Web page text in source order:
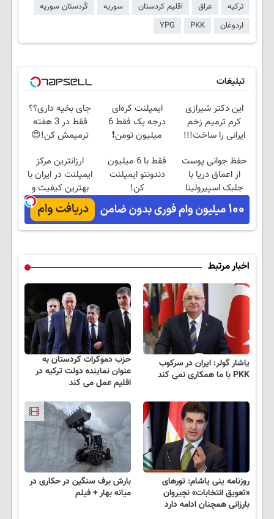
ترکیه عراق اقلیم کردستان سوریه
کُردستان سوریه
اردوغان
PKK
YPG
تبلیغات
این دکتر شیرازی
کرم ترمیم زخم
ایرانی را ساخت!!!
ایمپلنت کره‌ای
درجه یک فقط 6
میلیون تومن❗
جای بخیه داری؟؟
فقط در 3 هفته
ترمیمش کن!😍
حفظ جوانی پوست
از اعماق دریا با
جلبک اسپیرولینا
فقط با 6 میلیون
دندونتو ایمپلنت
کن!
ارزانترین مرکز
ایمپلنت در ایران با
بهترین کیفیت و
قیمت
اخبار مرتبط
یاشار گولر: ایران در سرکوب
PKK با ما همکاری نمی کند
حزب دموکرات کردستان به
عنوان نماینده دولت ترکیه در
اقلیم عمل می کند
روزنامه ینی یاشام: تورهای
«تعویق انتخابات» نچیروان
بارزانی همچنان ادامه دارد
بارش برف سنگین در حکاری در
میانه بهار + فیلم